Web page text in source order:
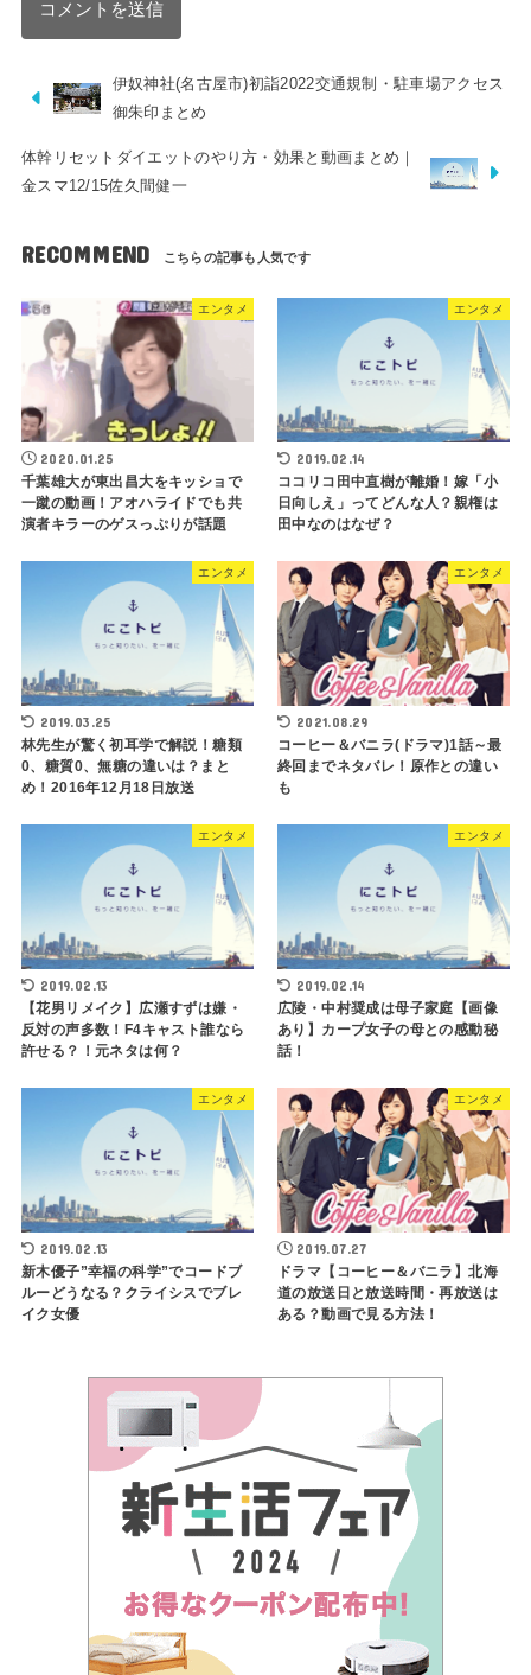
伊奴神社(名古屋市)初詣2022交通規制・駐車場アクセス
御朱印まとめ
体幹リセットダイエットのやり方・効果と動画まとめ｜
金スマ12/15佐久間健一
RECOMMEND
エンタメ
2020.01.25
千葉雄大が東出昌大をキッショで
一蹴の動画！アオハライドでも共
演者キラーのゲスっぷりが話題
エンタメ
2019.02.14
ココリコ田中直樹が離婚！嫁「小
日向しえ」ってどんな人？親権は
田中なのはなぜ？
エンタメ
2019.03.25
林先生が驚く初耳学で解説！糖類
0、糖質0、無糖の違いは？まと
め！2016年12月18日放送
エンタメ
2021.08.29
コーヒー＆バニラ(ドラマ)1話～最
終回までネタバレ！原作との違い
も
エンタメ
2019.02.13
【花男リメイク】広瀬すずは嫌・
反対の声多数！F4キャスト誰なら
許せる？！元ネタは何？
エンタメ
2019.02.14
広陵・中村奨成は母子家庭【画像
あり】カープ女子の母との感動秘
話！
エンタメ
2019.02.13
新木優子”幸福の科学”でコードブ
ルーどうなる？クライシスでブレ
イク女優
エンタメ
2019.07.27
ドラマ【コーヒー＆バニラ】北海
道の放送日と放送時間・再放送は
ある？動画で見る方法！